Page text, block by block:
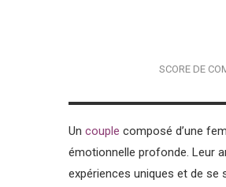
SCORE DE
Un couple composé d’une
émotionnelle profonde. Leur
expériences uniques et de se